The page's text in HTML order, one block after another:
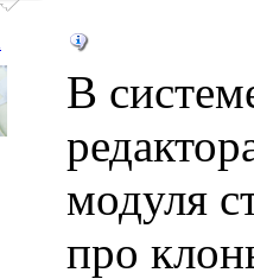
В
модуля
про